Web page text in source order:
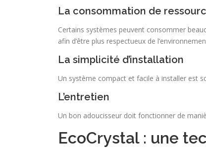
La consommation de
Certains systèmes peuvent consommer
afin d’être plus respectueux de
La simplicité d’installation
Un système compact et facile à installer est
L’entretien
Un bon adoucisseur doit fonctionner de
EcoCrystal : une